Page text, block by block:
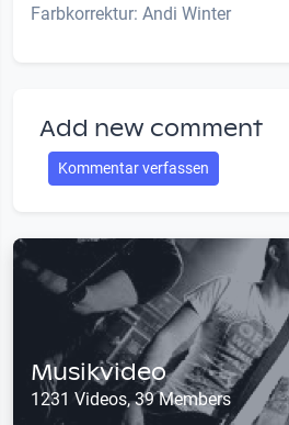
Farbkorrektur: Andi Winter
Add new comment
Kommentar verfassen
Musikvideo
1231 Videos, 39 Members